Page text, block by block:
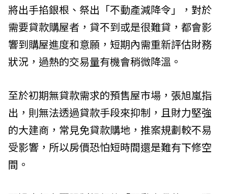
將出手掐銀根、祭出「不動產減降令」，對於
需要貸款購屋者，貸不到或是很難貸，都會影
響到購屋進度和意願，短期內需重新評估財務
狀況，過熱的交易量有機會稍微降溫。
至於初期無貸款需求的預售屋市場，張旭嵐指
出，則無法透過貸款手段來抑制，且財力堅強
的大建商，常見免貸款購地，推案規劃較不易
受影響，所以房價恐怕短時間還是難有下修空
間。